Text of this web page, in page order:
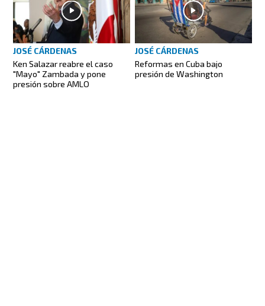
JOSÉ CÁRDENAS
Ken Salazar reabre el caso
"Mayo" Zambada y pone
presión sobre AMLO
JOSÉ CÁRDENAS
Reformas en Cuba bajo
presión de Washington